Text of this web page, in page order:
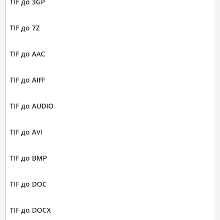
TIF до 7Z
TIF до AAC
TIF до AIFF
TIF до AUDIO
TIF до AVI
TIF до BMP
TIF до DOC
TIF до DOCX